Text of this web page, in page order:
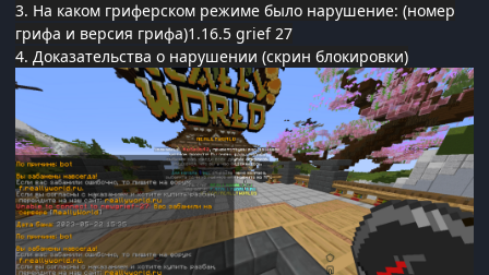
3. На каком гриферском режиме было нарушение: (номер
грифа и версия грифа)1.16.5 grief 27
4. Доказательства о нарушении (скрин блокировки)